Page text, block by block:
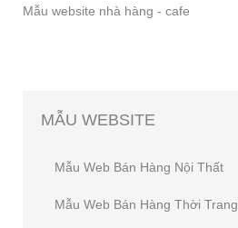
Mẫu website nhà hàng - cafe
MẪU WEBSITE
Mẫu Web Bán Hàng Nội Thất
Mẫu Web Bán Hàng Thời Trang